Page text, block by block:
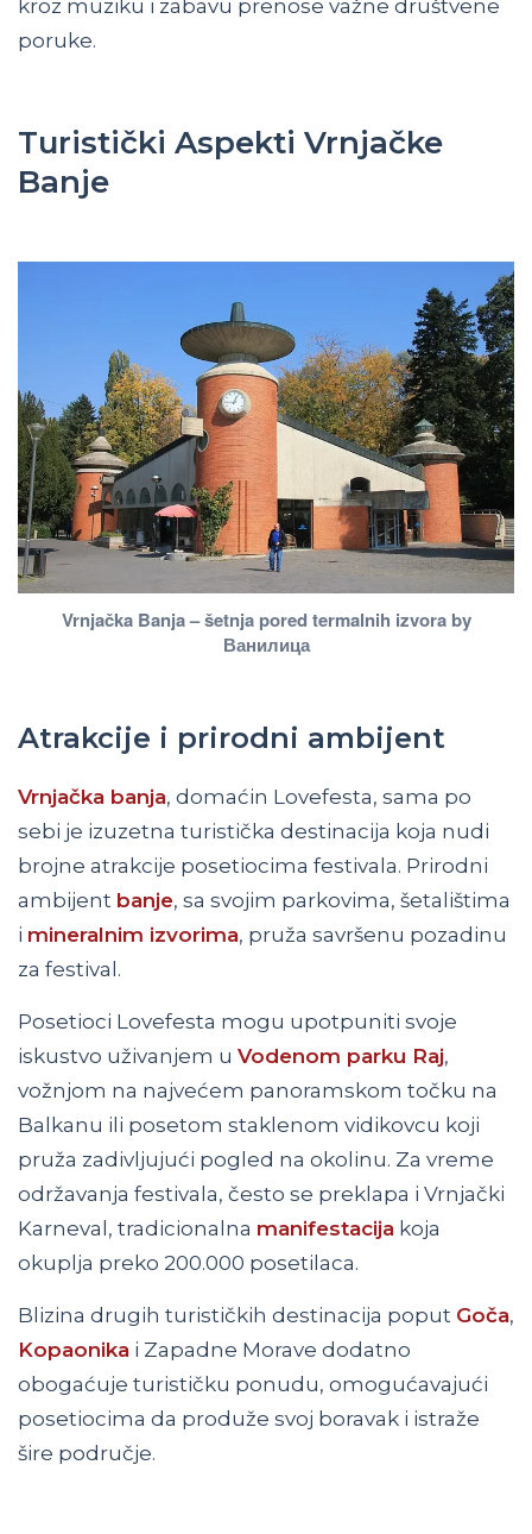
kroz muziku i zabavu prenose važne društvene
poruke.
Turistički Aspekti Vrnjačke
Banje
Vrnjačka Banja – šetnja pored termalnih izvora by
Ванилица
Atrakcije i prirodni ambijent
Vrnjačka banja, domaćin Lovefesta, sama po
sebi je izuzetna turistička destinacija koja nudi
brojne atrakcije posetiocima festivala. Prirodni
ambijent banje, sa svojim parkovima, šetalištima
i mineralnim izvorima, pruža savršenu pozadinu
za festival.
Posetioci Lovefesta mogu upotpuniti svoje
iskustvo uživanjem u Vodenom parku Raj,
vožnjom na najvećem panoramskom točku na
Balkanu ili posetom staklenom vidikovcu koji
pruža zadivljujući pogled na okolinu. Za vreme
održavanja festivala, često se preklapa i Vrnjački
Karneval, tradicionalna manifestacija koja
okuplja preko 200.000 posetilaca.
Blizina drugih turističkih destinacija poput Goča,
Kopaonika i Zapadne Morave dodatno
obogaćuje turističku ponudu, omogućavajući
posetiocima da produže svoj boravak i istraže
šire područje.